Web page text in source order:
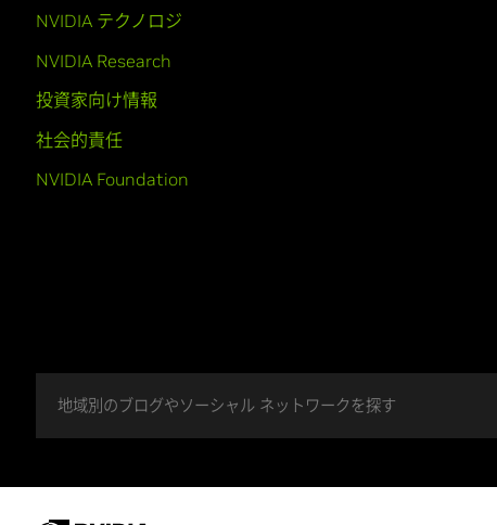
NVIDIA テクノロジ
NVIDIA Research
投資家向け情報
社会的責任
NVIDIA Foundation
地域別のブログやソーシャル ネットワークを探す